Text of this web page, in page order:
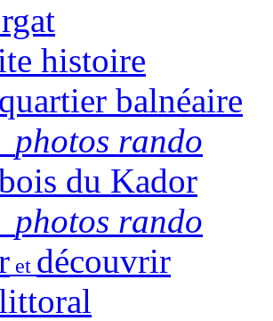
histoire
balnéaire
photos rando
du Kador
photos rando
et découvrir